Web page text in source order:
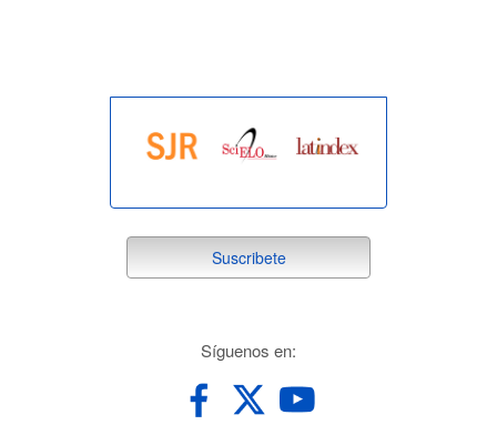
suscribete
Suscribete
Síguenos en: